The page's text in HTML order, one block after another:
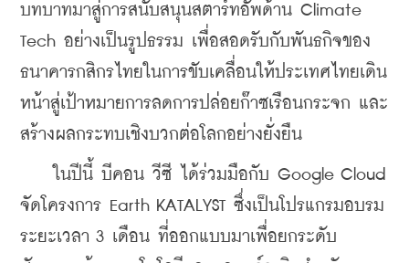
บทบาทมาสู่การสนับสนุนสตาร์ทอัพด้าน Climate
Tech อย่างเป็นรูปธรรม เพื่อสอดรับกับพันธกิจของ
ธนาคารกสิกรไทยในการขับเคลื่อนให้ประเทศไทยเดิน
หน้าสู่เป้าหมายการลดการปล่อยก๊าซเรือนกระจก และ
สร้างผลกระทบเชิงบวกต่อโลกอย่างยั่งยืน
ในปีนี้ บีคอน วีซี ได้ร่วมมือกับ Google Cloud
จัดโครงการ Earth KATALYST ซึ่งเป็นโปรแกรมอบรม
ระยะเวลา 3 เดือน ที่ออกแบบมาเพื่อยกระดับ